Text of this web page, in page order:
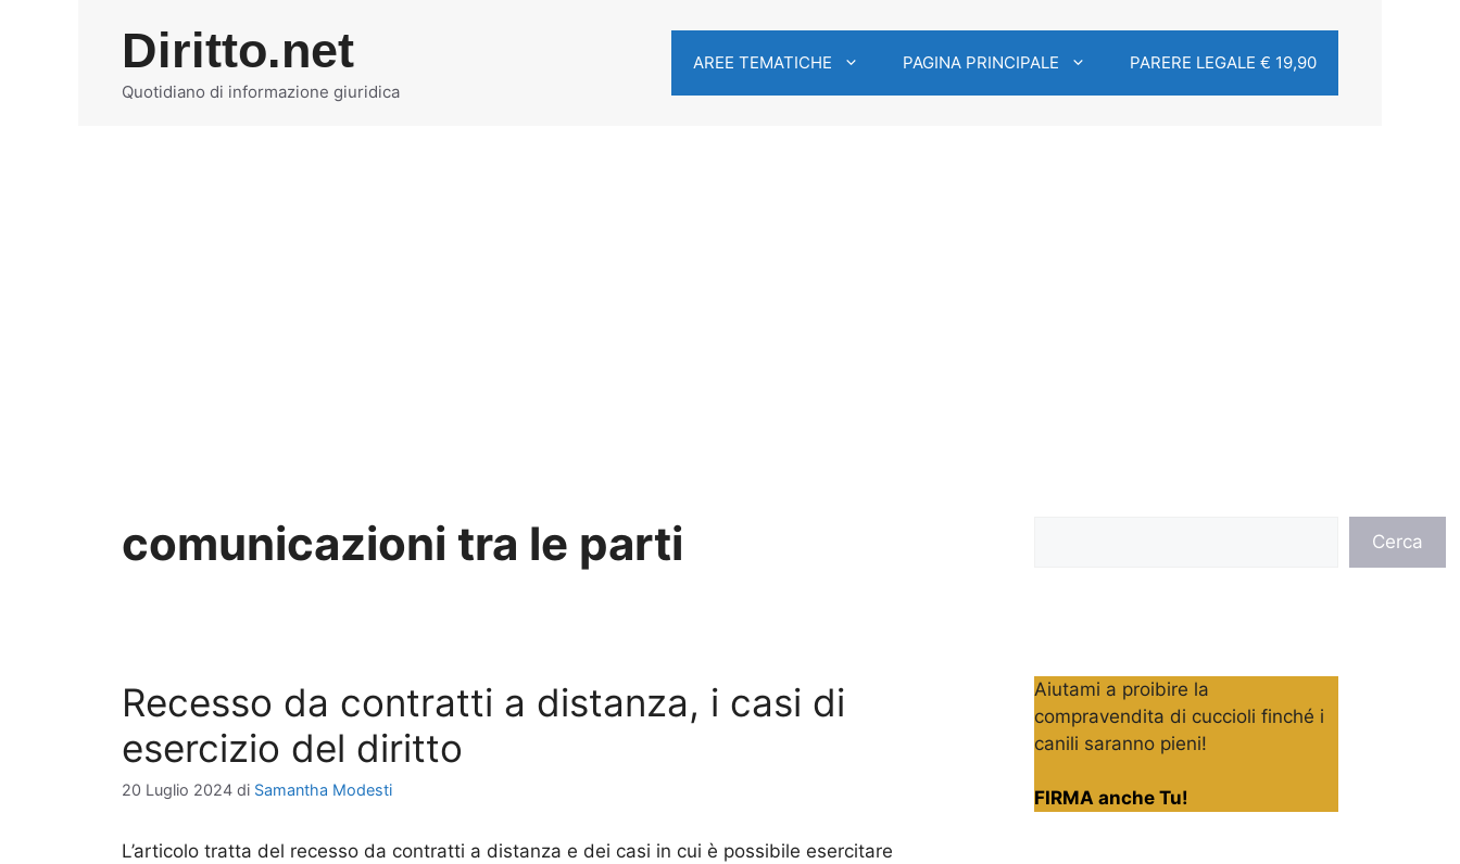
Diritto.net
Quotidiano di informazione giuridica
AREE TEMATICHE PAGINA PRINCIPALE PARERE LEGALE € 19,90
comunicazioni tra le parti
Recesso da contratti a distanza, i casi di
esercizio del diritto
20 Luglio 2024 di Samantha Modesti
L’articolo tratta del recesso da contratti a distanza e dei casi in cui è possibile esercitare
Cerca
Aiutami a proibire la
compravendita di cuccioli finché i
canili saranno pieni!
FIRMA anche Tu!